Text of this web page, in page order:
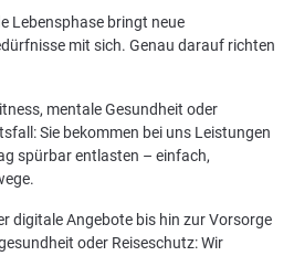
Lebensphase bringt neue
mit sich. Genau darauf richten
mentale Gesundheit oder
Sie bekommen bei uns Leistungen
spürbar entlasten – einfach,
digitale Angebote bis hin zur Vorsorge
oder Reiseschutz: Wir